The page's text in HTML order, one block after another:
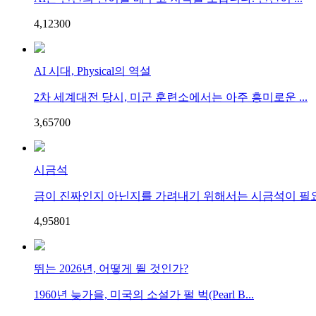
4,12300
AI 시대, Physical의 역설
2차 세계대전 당시, 미군 훈련소에서는 아주 흥미로운 ...
3,65700
시금석
금이 진짜인지 아닌지를 가려내기 위해서는 시금석이 필
4,95801
뛰는 2026년, 어떻게 뛸 것인가?
1960년 늦가을, 미국의 소설가 펄 벅(Pearl B...